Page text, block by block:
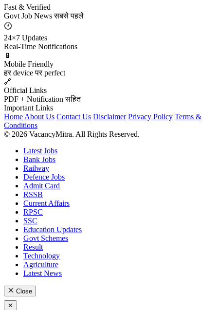
Fast & Verified
Govt Job News सबसे पहले
🕐
24×7 Updates
Real-Time Notifications
📱
Mobile Friendly
हर device पर perfect
🔗
Official Links
PDF + Notification सहित
Important Links
Home About Us Contact Us Disclaimer Privacy Policy Terms &
Conditions
© 2026 VacancyMitra. All Rights Reserved.
Latest Jobs
Bank Jobs
Railway
Defence Jobs
Admit Card
RSSB
Current Affairs
RPSC
SSC
Education Updates
Govt Schemes
Result
Technology
Agriculture
Latest News
Close
✕